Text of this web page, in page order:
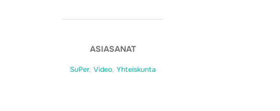
ASIASANAT
SuPer, Video, Yhteiskunta